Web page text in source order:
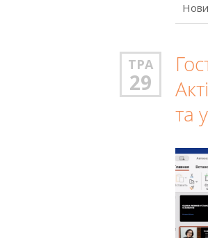
ТРА
29
та